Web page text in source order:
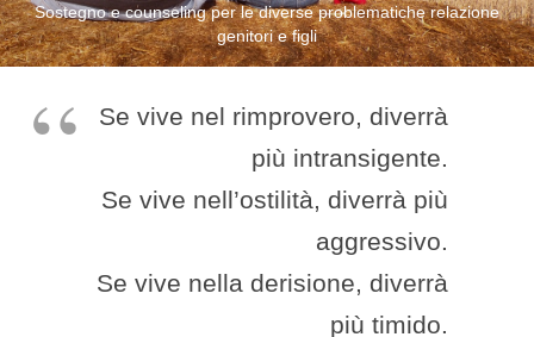
Sostegno e counseling per le diverse problematiche relazione
genitori e figli
Se vive nel rimprovero, diverrà
più intransigente.
Se vive nell’ostilità, diverrà più
aggressivo.
Se vive nella derisione, diverrà
più timido.